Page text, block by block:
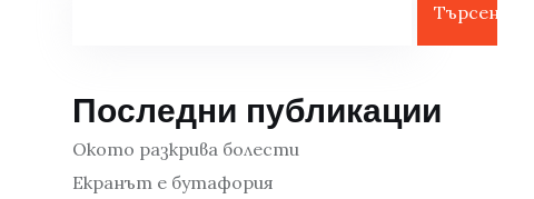
Търсене
Последни публикации
Окото разкрива болести
Екранът е бутафория